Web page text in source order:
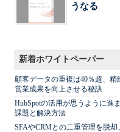
うなる
新着ホワイトペーパー
顧客データの重複は40％超、精
営業成果を向上させる秘訣
HubSpotの活用が思うように
課題と解決方法
SFAやCRMとの二重管理を脱